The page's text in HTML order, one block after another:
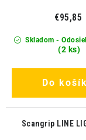
Skladom -
(2 ks)
€95,85
Do
Scangrip LINE